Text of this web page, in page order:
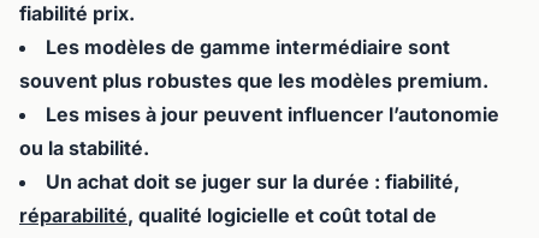
fiabilité prix.
Les modèles de gamme intermédiaire sont
souvent plus robustes que les modèles premium.
Les mises à jour peuvent influencer l’autonomie
ou la stabilité.
Un achat doit se juger sur la durée : fiabilité,
réparabilité, qualité logicielle et coût total de